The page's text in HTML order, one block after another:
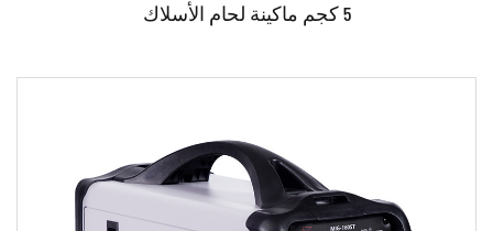
5 كجم ماكينة لحام الأسلاك